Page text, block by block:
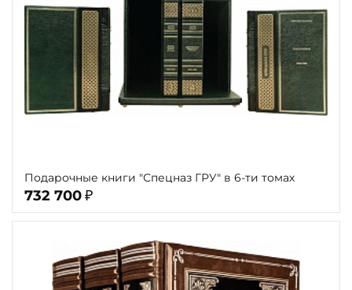
Подарочные книги "Спецназ ГРУ" в 6-ти томах
732 700 ₽